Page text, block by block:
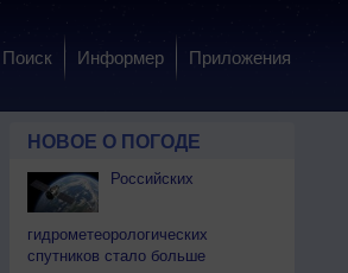
Поиск Информер Приложения
НОВОЕ О ПОГОДЕ
Российских
гидрометеорологических
спутников стало больше